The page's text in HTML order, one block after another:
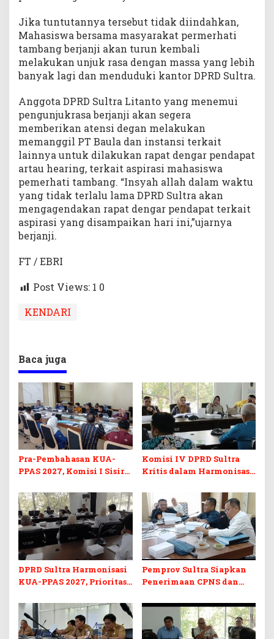
Jika tuntutannya tersebut tidak diindahkan,
Mahasiswa bersama masyarakat permerhati
tambang berjanji akan turun kembali
melakukan unjuk rasa dengan massa yang lebih
banyak lagi dan menduduki kantor DPRD Sultra.
Anggota DPRD Sultra Litanto yang menemui
pengunjukrasa berjanji akan segera
memberikan atensi degan melakukan
memanggil PT Baula dan instansi terkait
lainnya untuk dilakukan rapat dengar pendapat
artau hearing, terkait aspirasi mahasiswa
pemerhati tambang. “Insyah allah dalam waktu
yang tidak terlalu lama DPRD Sultra akan
mengagendakan rapat dengar pendapat terkait
aspirasi yang disampaikan hari ini,”ujarnya
berjanji.
FT / EBRI
Post Views: 1 0
KENDARI
Baca juga
Pra-Pembahasan KUA-
PPAS 2027, Komisi I Sisir
Berkelanjutan
Komisi IV DPRD Sultra
Kritis dalam Harmonisasi
Perubahan APBD 2026
DPRD Sultra Harmonisasi
KUA-PPAS 2027, Prioritas
dan Pelunasan Utang
Infrastruktur
Pemprov Sultra Siapkan
Penerimaan CPNS dan
Desak Formasi Disabilitas